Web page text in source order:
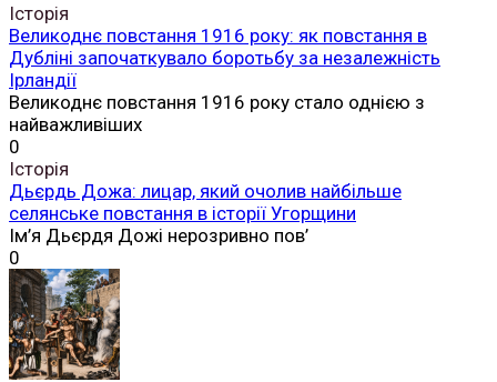
Історія
Великоднє повстання 1916 року: як повстання в
Дубліні започаткувало боротьбу за незалежність
Ірландії
Великоднє повстання 1916 року стало однією з
найважливіших
0
Історія
Дьєрдь Дожа: лицар, який очолив найбільше
селянське повстання в історії Угорщини
Ім’я Дьєрдя Дожі нерозривно пов’
0